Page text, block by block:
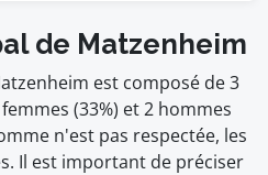
de Matzenheim
est composé de 3
(33%) et 2 hommes
n'est pas respectée, les
Il est important de préciser